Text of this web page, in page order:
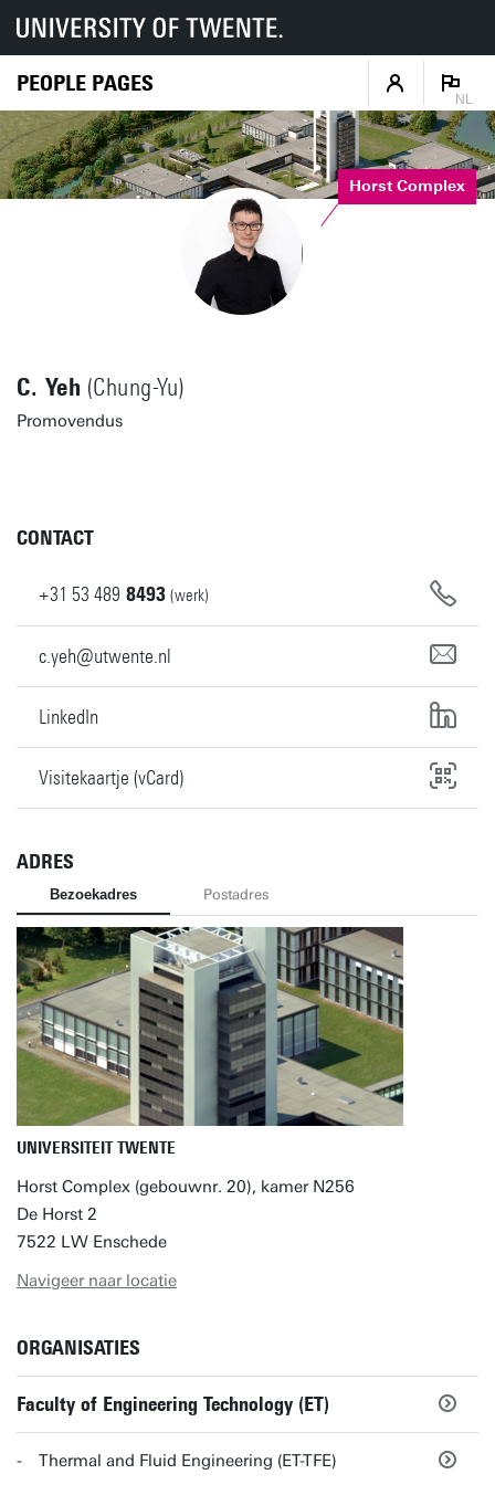
PEOPLE PAGES
NL
Horst Complex
C. Yeh (Chung-Yu)
Promovendus
CONTACT
+31 53 489 8493 (werk)
c.yeh@utwente.nl
LinkedIn
Visitekaartje (vCard)
ADRES
Bezoekadres Postadres
UNIVERSITEIT TWENTE
Horst Complex (gebouwnr. 20), kamer N256
De Horst 2
7522 LW Enschede
Navigeer naar locatie
ORGANISATIES
Faculty of Engineering Technology (ET)
Thermal and Fluid Engineering (ET-TFE)